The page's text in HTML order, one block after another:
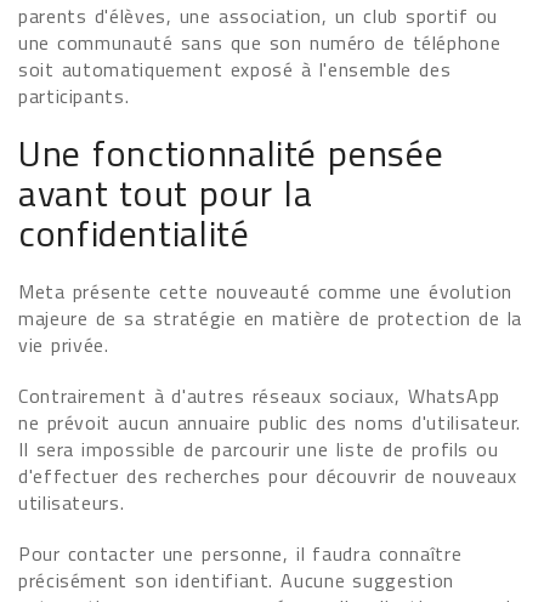
parents d'élèves, une association, un club sportif ou
une communauté sans que son numéro de téléphone
soit automatiquement exposé à l'ensemble des
participants.
Une fonctionnalité pensée
avant tout pour la
confidentialité
Meta présente cette nouveauté comme une évolution
majeure de sa stratégie en matière de protection de la
vie privée.
Contrairement à d'autres réseaux sociaux, WhatsApp
ne prévoit aucun annuaire public des noms d'utilisateur.
Il sera impossible de parcourir une liste de profils ou
d'effectuer des recherches pour découvrir de nouveaux
utilisateurs.
Pour contacter une personne, il faudra connaître
précisément son identifiant. Aucune suggestion